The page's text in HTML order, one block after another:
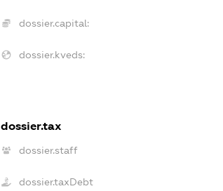
dossier.capital:
dossier.kveds:
dossier.tax
dossier.staff
dossier.taxDebt